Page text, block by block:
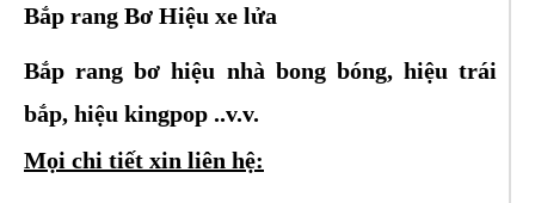
Bắp rang Bơ Hiệu xe lửa
Bắp rang bơ hiệu nhà bong bóng, hiệu trái
bắp, hiệu kingpop ..v.v.
Mọi chi tiết xin liên hệ: